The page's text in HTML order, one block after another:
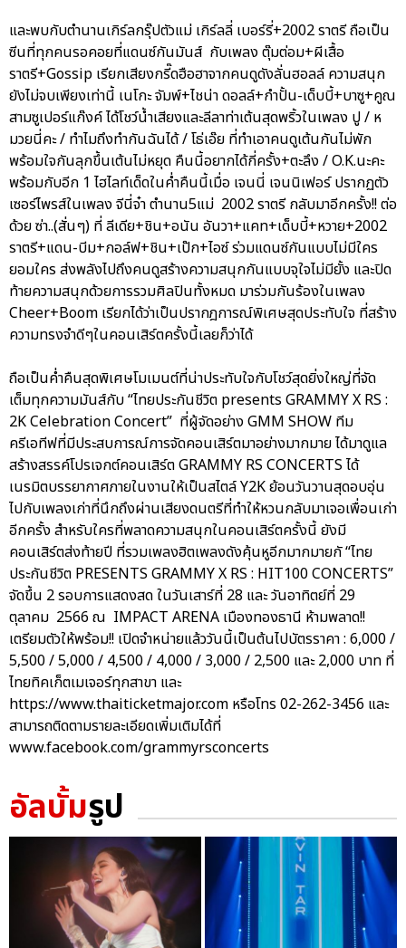
และพบกับตำนานเกิร์ลกรุ๊ปตัวแม่ เกิร์ลลี่ เบอร์รี่+2002 ราตรี ถือเป็น
ซีนที่ทุกคนรอคอยที่แดนซ์กันมันส์ กับเพลง ตุ๊มต่อม+ผีเสื้อ
ราตรี+Gossip เรียกเสียงกรี๊ดฮือฮาจากคนดูดังลั่นฮอลล์ ความสนุก
ยังไม่จบเพียงเท่านี้ เนโกะ จัมพ์+ไชน่า ดอลล์+กำปั้น-เด็บบี้+บาซู+คูณ
สามซูเปอร์แก๊งค์ ได้โชว์น้ำเสียงและลีลาท่าเต้นสุดพริ้วในเพลง ปู / ห
มวยนี่คะ / ทำไมถึงทำกันฉันได้ / โธ่เอ๊ย ที่ทำเอาคนดูเต้นกันไม่พัก
พร้อมใจกันลุกขึ้นเต้นไม่หยุด คืนนี้อยากได้กี่ครั้ง+ตะลึง / O.K.นะคะ
พร้อมกับอีก 1 ไฮไลท์เด็ดในค่ำคืนนี้เมื่อ เจนนี่ เจนนิเฟอร์ ปรากฏตัว
เซอร์ไพรส์ในเพลง จีนี่จ๋า ตำนาน5แม่ 2002 ราตรี กลับมาอีกครั้ง!! ต่อ
ด้วย ซ่า..(สั่นๆ) ที่ ลีเดีย+ชิน+อนัน อันวา+แคท+เด็บบี้+หวาย+2002
ราตรี+แดน-บีม+กอล์ฟ+ชิน+เป๊ก+ไอซ์ ร่วมแดนซ์กันแบบไม่มีใคร
ยอมใคร ส่งพลังไปถึงคนดูสร้างความสนุกกันแบบจุใจไม่มียั้ง และปิด
ท้ายความสนุกด้วยการรวมศิลปินทั้งหมด มาร่วมกันร้องในเพลง
Cheer+Boom เรียกได้ว่าเป็นปรากฎการณ์พิเศษสุดประทับใจ ที่สร้าง
ความทรงจำดีๆในคอนเสิร์ตครั้งนี้เลยก็ว่าได้
ถือเป็นค่ำคืนสุดพิเศษโมเมนต์ที่น่าประทับใจกับโชว์สุดยิ่งใหญ่ที่จัด
เต็มทุกความมันส์กับ “ไทยประกันชีวิต presents GRAMMY X RS :
2K Celebration Concert” ที่ผู้จัดอย่าง GMM SHOW ทีม
ครีเอทีฟที่มีประสบการณ์การจัดคอนเสิร์ตมาอย่างมากมาย ได้มาดูแล
สร้างสรรค์โปรเจกต์คอนเสิร์ต GRAMMY RS CONCERTS ได้
เนรมิตบรรยากาศภายในงานให้เป็นสไตล์ Y2K ย้อนวันวานสุดอบอุ่น
ไปกับเพลงเก่าที่นึกถึงผ่านเสียงดนตรีที่ทำให้หวนกลับมาเจอเพื่อนเก่า
อีกครั้ง สำหรับใครที่พลาดความสนุกในคอนเสิร์ตครั้งนี้ ยังมี
คอนเสิร์ตส่งท้ายปี ที่รวมเพลงฮิตเพลงดังคุ้นหูอีกมากมายกั “ไทย
ประกันชีวิต PRESENTS GRAMMY X RS : HIT100 CONCERTS”
จัดขึ้น 2 รอบการแสดงสด ในวันเสาร์ที่ 28 และ วันอาทิตย์ที่ 29
ตุลาคม 2566 ณ IMPACT ARENA เมืองทองธานี ห้ามพลาด!!
เตรียมตัวให้พร้อม!! เปิดจำหน่ายแล้ววันนี้เป็นต้นไปบัตรราคา : 6,000 /
5,500 / 5,000 / 4,500 / 4,000 / 3,000 / 2,500 และ 2,000 บาท ที่
ไทยทิคเก็ตเมเจอร์ทุกสาขา และ
https://www.thaiticketmajor.com หรือโทร 02-262-3456 และ
สามารถติดตามรายละเอียดเพิ่มเติมได้ที่
www.facebook.com/grammyrsconcerts
อัลบั้มรูป